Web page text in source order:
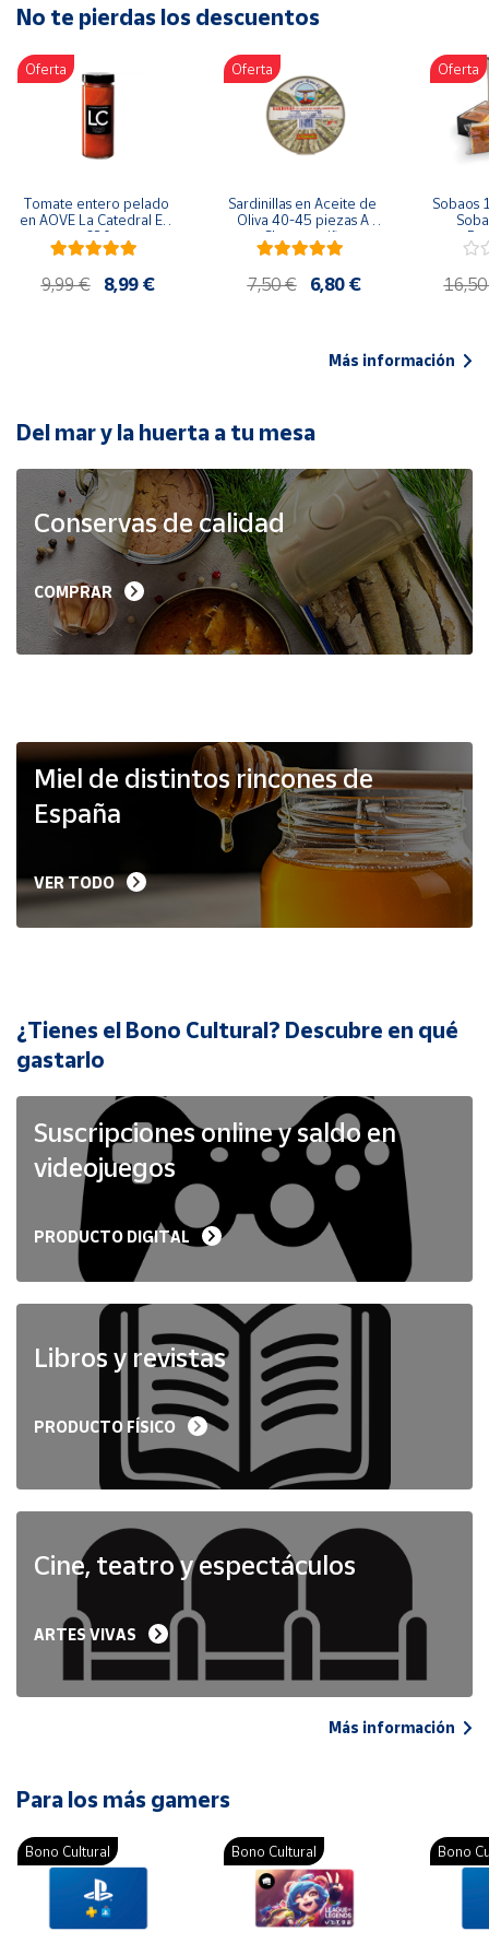
Artesanía
Oficina y
Papelería
Para Canarias,
Ceuta y Melilla
populares
Bono
Cultural
de Correos
Market
Productos
Solidarios
Ayuda
Vendedores
Mapa de
Hazte
vendedor
Cuenta
Ubicación
Península
Baleares
Melilla
No te pierdas los descuentos
Oferta
Tomate entero pelado
en AOVE La Catedral ER-
630
9,99 € 8,99 €
Oferta
Sardinillas en Aceite de
Oliva 40-45 piezas A
Churrusquiña
7,50 € 6,80 €
Oferta
Sobaos
Más información
Del mar y la huerta a tu mesa
Conservas de calidad
COMPRAR
Miel de distintos rincones de
España
VER TODO
¿Tienes el Bono Cultural? Descubre en qué
gastarlo
Suscripciones online y saldo en
videojuegos
PRODUCTO DIGITAL
Libros y revistas
PRODUCTO FÍSICO
Cine, teatro y espectáculos
ARTES VIVAS
Más información
Para los más gamers
Bono Cultural Bono Cultural Bono